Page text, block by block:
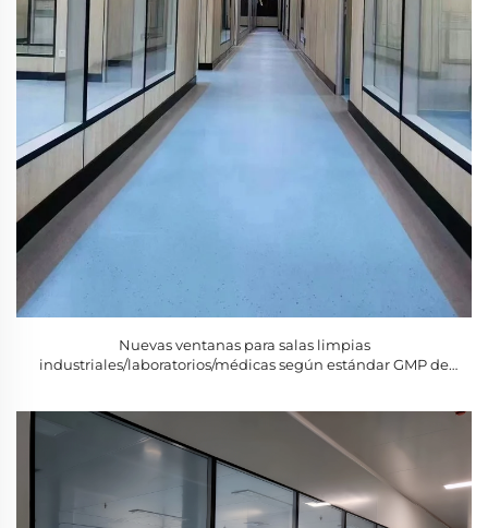
Nuevas ventanas para salas limpias
industriales/laboratorios/médicas según estándar GMP de